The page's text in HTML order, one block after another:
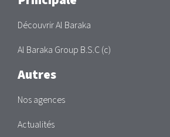
Découvrir Al Baraka
Al Baraka Group B.S.C (c)
Autres
Nos agences
Actualités